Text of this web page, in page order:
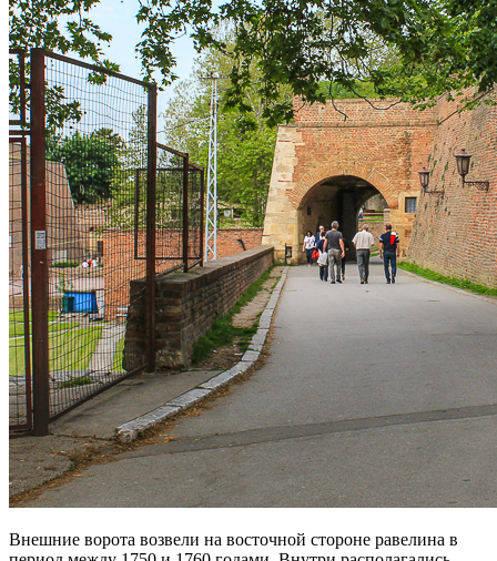
Внешние ворота возвели на восточной стороне равелина в